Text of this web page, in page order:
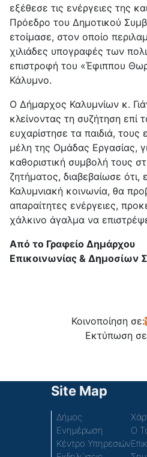
εξέθεσε τις ενέργειες της
Πρόεδρο του Δημοτικού
ετοίμασε, στον οποίο
χιλιάδες υπογραφές των
επιστροφή του «Έφιππου
Κάλυμνο.
Ο Δήμαρχος Καλυμνίων κ.
κλείνοντας τη συζήτηση επί
ευχαρίστησε τα παιδιά, τους
μέλη της Ομάδας Εργασίας,
καθοριστική συμβολή τους
ζητήματος, διαβεβαίωσε
Καλυμνιακή κοινωνία, θα
απαραίτητες ενέργειες,
χάλκινο άγαλμα να
Από το Γραφείο Δημάρχου
Επικοινωνίας & Δημοσίων
Κοινοποίηση σε:
Εκτύπωση
Site Map
Δήμος
Ενημέρωση
Κέντρο Υπηρεσιών
Ο